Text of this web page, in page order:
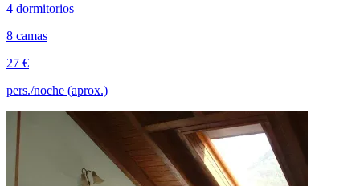
4 dormitorios
8 camas
27 €
pers./noche (aprox.)